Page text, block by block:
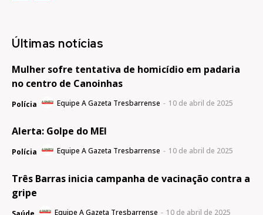
Últimas notícias
Mulher sofre tentativa de homicídio em padaria
no centro de Canoinhas
Polícia Equipe A Gazeta Tresbarrense - 10 de abril de 2025
Alerta: Golpe do MEI
Polícia Equipe A Gazeta Tresbarrense - 10 de abril de 2025
Três Barras inicia campanha de vacinação contra a
gripe
Equipe A Gazeta Tresbarrense - 10 de abril de 2025